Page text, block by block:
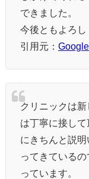
できました。
今後ともよろし
引用元：
クリニックは
は丁寧に接し
にきちんと説
ってきている
っています。